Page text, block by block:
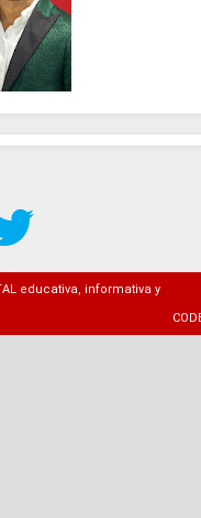
educativa, informativa y